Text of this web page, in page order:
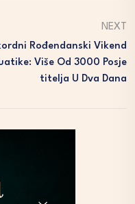
NEXT
Rođendanski Vikend
Više Od 3000 Posje
Titelja U Dva Dana